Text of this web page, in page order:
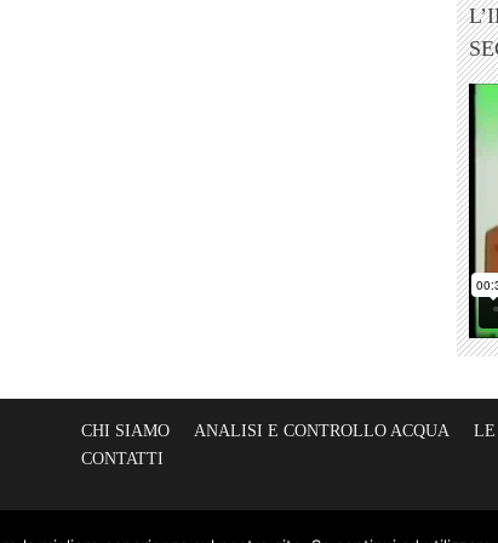
CHI SIAMO ANALISI E CONTROLLO ACQUA LE
CONTATTI